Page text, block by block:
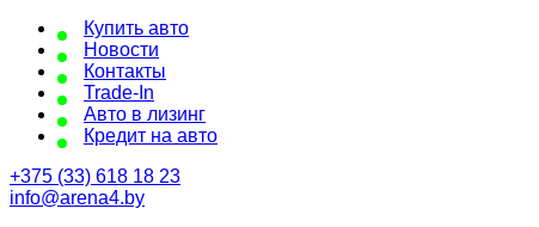
Купить авто
Новости
Контакты
Trade-In
Авто в лизинг
Кредит на авто
+375 (33) 618 18 23
info@arena4.by